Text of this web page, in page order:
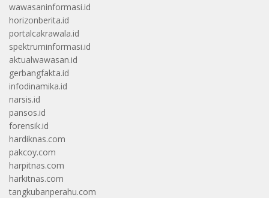
wawasaninformasi.id
horizonberita.id
portalcakrawala.id
spektruminformasi.id
aktualwawasan.id
gerbangfakta.id
infodinamika.id
narsis.id
pansos.id
forensik.id
hardiknas.com
pakcoy.com
harpitnas.com
harkitnas.com
tangkubanperahu.com